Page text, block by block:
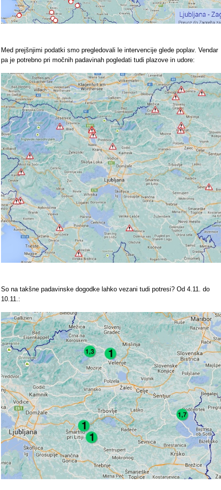
Med prejšnjimi podatki smo pregledovali le intervencije glede poplav. Vendar
pa je potrebno pri močnih padavinah pogledati tudi plazove in udore:
So na takšne padavinske dogodke lahko vezani tudi potresi? Od 4.11. do
10.11.: